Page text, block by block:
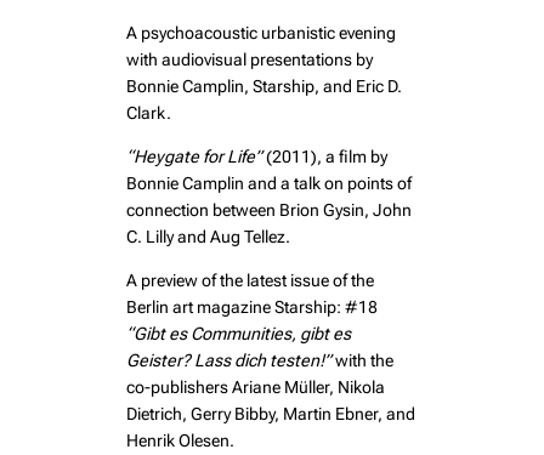
A psychoacoustic urbanistic evening
with audiovisual presentations by
Bonnie Camplin, Starship, and Eric D.
Clark.
“Heygate for Life”(2011), a film by
Bonnie Camplin and a talk on points of
connection between Brion Gysin, John
C. Lilly and Aug Tellez.
A preview of the latest issue of the
Berlin art magazine Starship: #18
“Gibt es Communities, gibt es
Geister? Lass dich testen!”with the
co-publishers Ariane Müller, Nikola
Dietrich, Gerry Bibby, Martin Ebner, and
Henrik Olesen.